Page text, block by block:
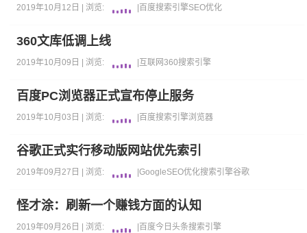
2019年10月12日 | 浏览: 百度搜索引擎SEO优化
360文库低调上线
2019年10月09日 | 浏览: 互联网360搜索引擎
百度PC浏览器正式宣布停止服务
2019年10月03日 | 浏览: 百度搜索引擎浏览器
谷歌正式实行移动版网站优先索引
2019年09月27日 | 浏览: |GoogleSEO优化搜索引擎谷歌
怪才涂：刷新一个赚钱方面的认知
2019年09月26日 | 浏览: 百度今日头条搜索引擎